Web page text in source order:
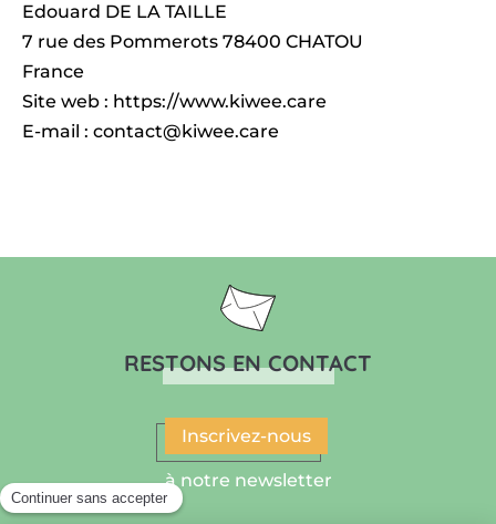
Edouard DE LA TAILLE
7 rue des Pommerots 78400 CHATOU
France
Site web : https://www.kiwee.care
E-mail : contact@kiwee.care
RESTONS EN CONTACT
Inscrivez-nous
à notre newsletter